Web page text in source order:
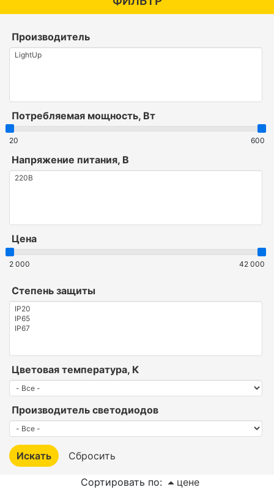
Производитель
Потребляемая мощность, Вт
20 600
Напряжение питания, В
Цена
2 000 42 000
Степень защиты
Цветовая температура, К
Производитель светодиодов
Сортировать по: цене